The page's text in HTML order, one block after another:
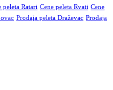
peleta Ratari Cene peleta Rvati Cene
Prodaja peleta Draževac Prodaja